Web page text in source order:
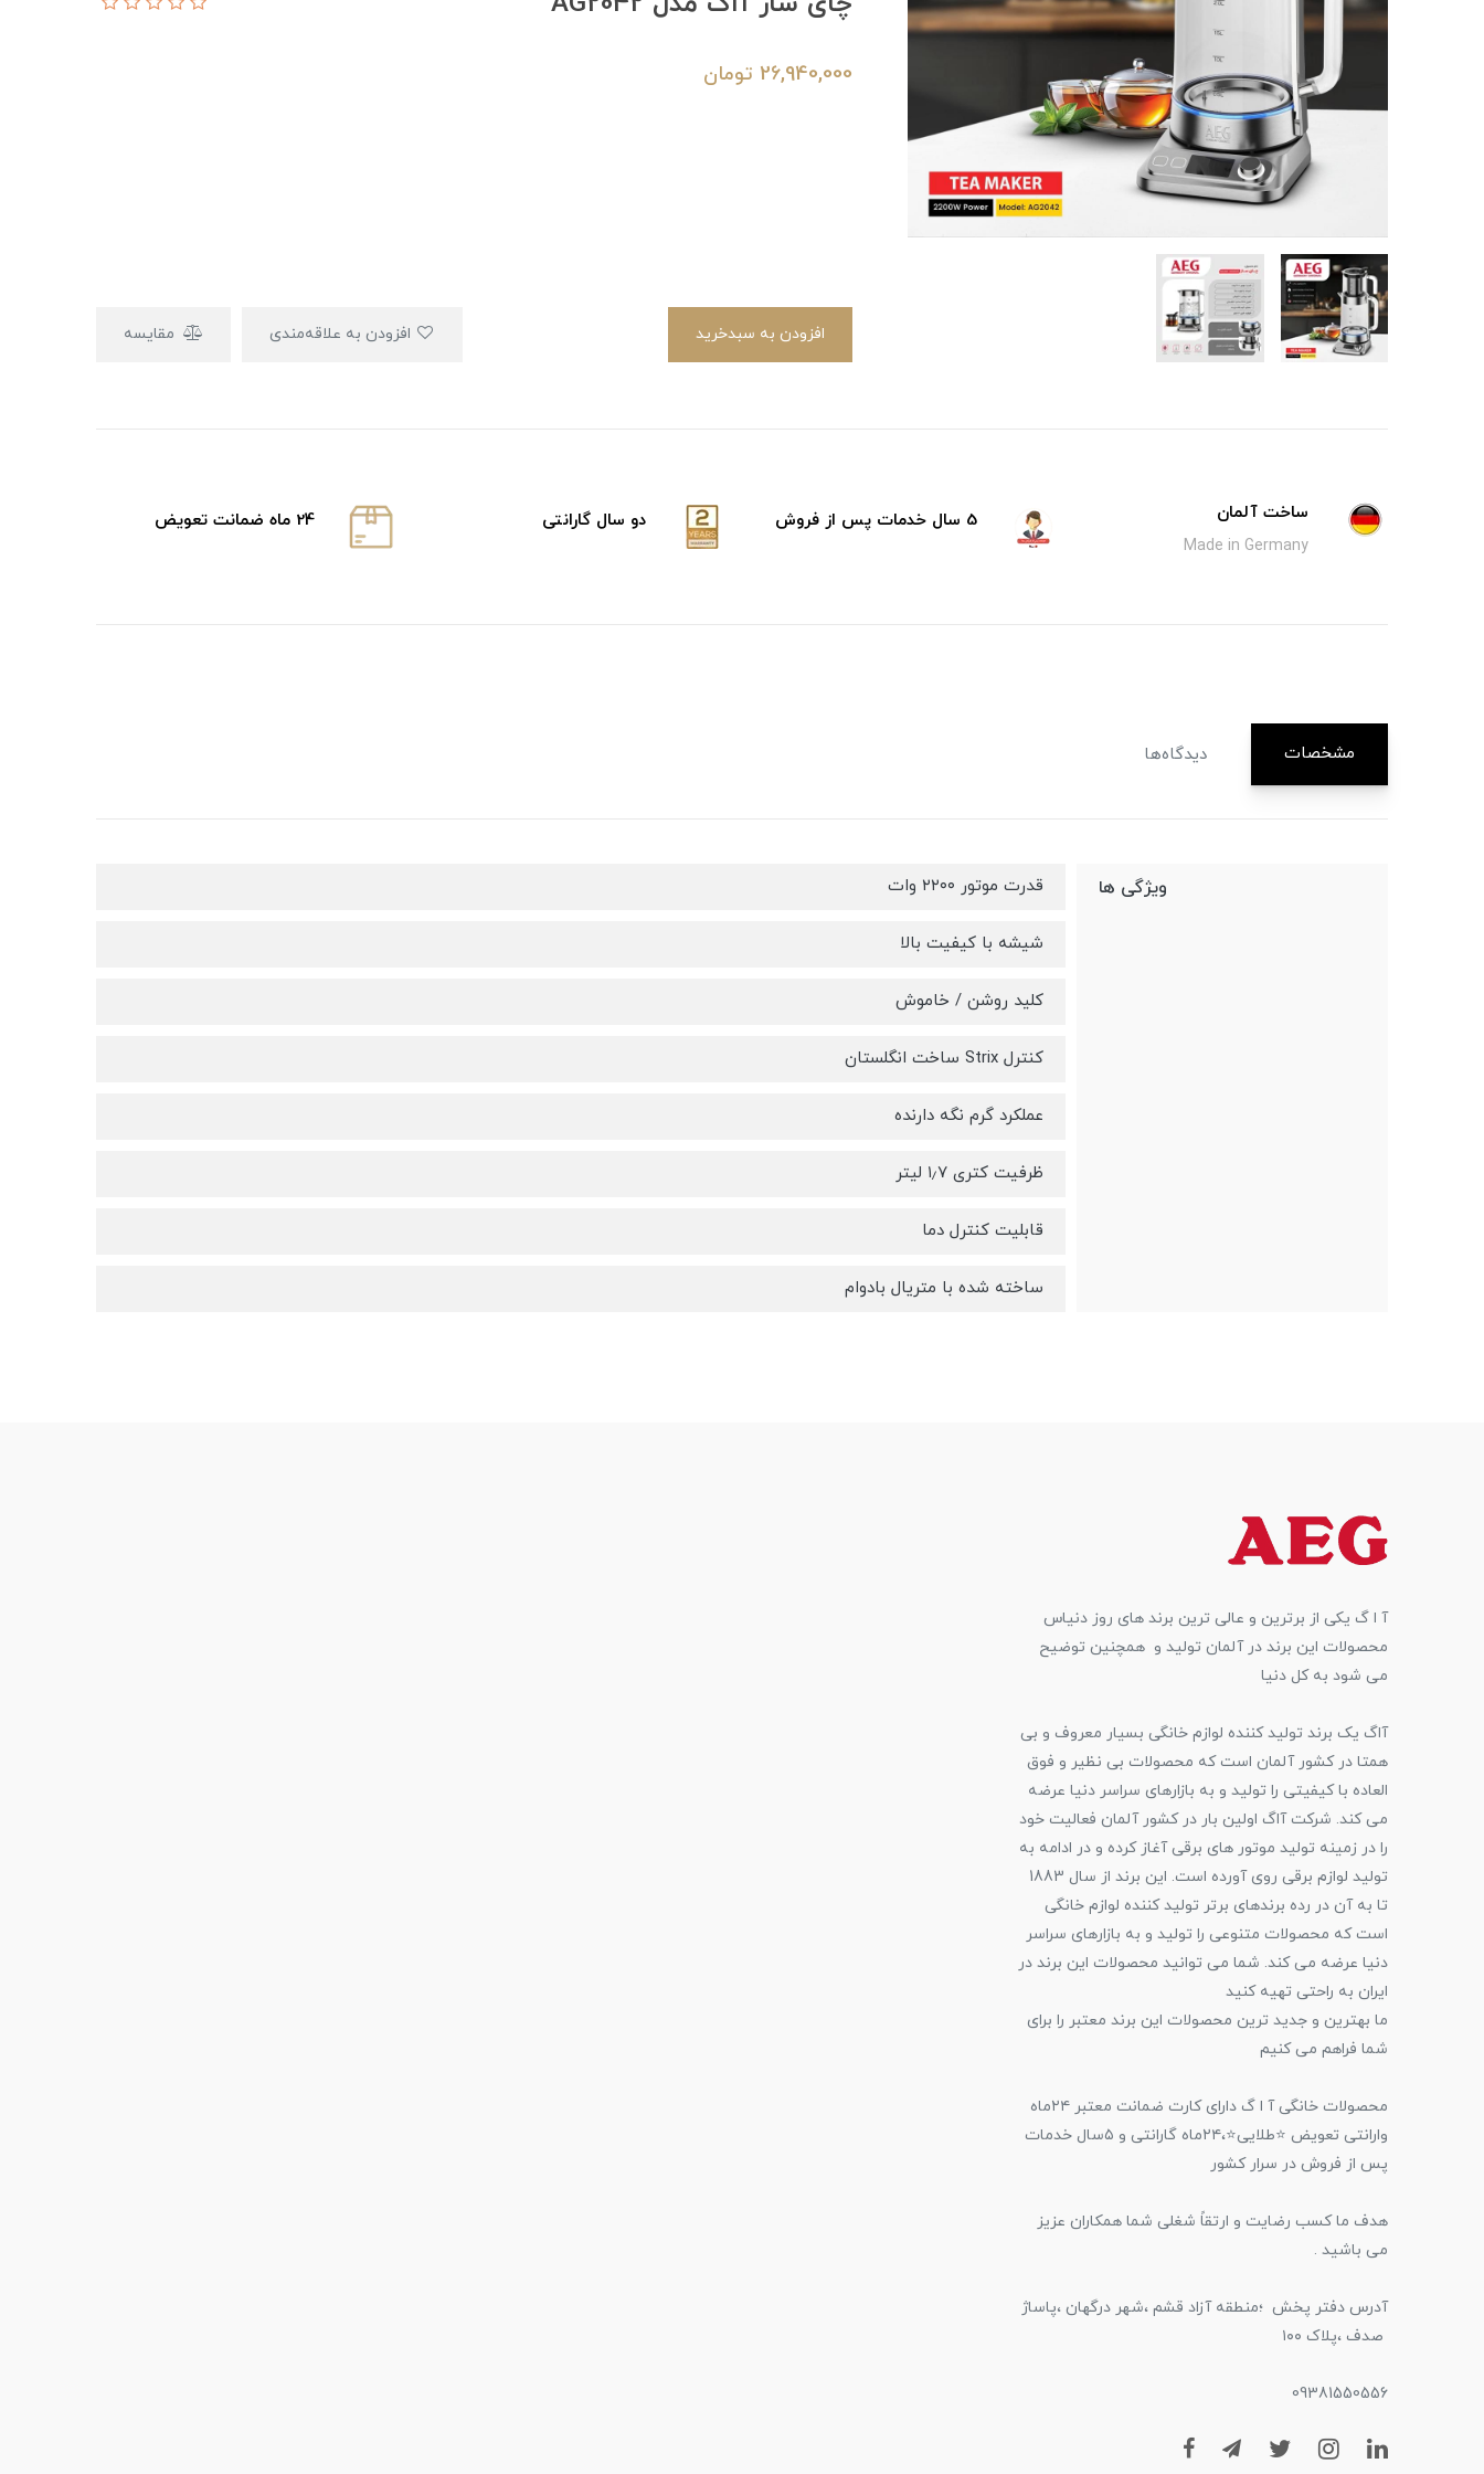
26,940,000 تومان
افزودن به سبدخرید مقایسه
ساخت آلمان
Made in Germany
5 سال خدمات پس از فروش دو سال گارانتی 24 ماه ضمانت تعویض
مشخصات دیدگاه‌ها
ویژگی ها قدرت موتور ۲۲۰۰ وات
شیشه با کیفیت بالا
کلید روشن / خاموش
کنترل Strix ساخت انگلستان
عملکرد گرم نگه دارنده
ظرفیت کتری ۱٫۷ لیتر
قابلیت کنترل دما
ساخته شده با متریال بادوام
آ ا گ یکی از برترین و عالی ترین برند های روز دنیاس
محصولات این برند در آلمان تولید و همچنین توضیح
می شود به کل دنیا
آاگ یک برند تولید کننده لوازم خانگی بسیار معروف و بی
همتا در کشور آلمان است که محصولات بی نظیر و فوق
العاده با کیفیتی را تولید و به بازارهای سراسر دنیا عرضه
می کند. شرکت آاگ اولین بار در کشور آلمان فعالیت خود
را در زمینه تولید موتور های برقی آغاز کرده و در ادامه به
تولید لوازم برقی روی آورده است. این برند از سال 1883
تا به آن در رده برندهای برتر تولید کننده لوازم خانگی
است که محصولات متنوعی را تولید و به بازارهای سراسر
دنیا عرضه می کند. شما می توانید محصولات این برند در
ایران به راحتی تهیه کنید
ما بهترین و‌ جدید ترین محصولات این برند معتبر را برای
شما فراهم می کنیم
محصولات خانگی آ ا گ دارای کارت ضمانت معتبر ۲۴ماه
وارانتی تعویض ⭐️طلایی⭐️،۲۴ماه گارانتی و ۵سال خدمات
پس از فروش در سرار کشور
هدف ما کسب رضایت و ارتقاً شغلی شما همکاران عزیز
می باشید .
آدرس دفتر پخش ؛منطقه آزاد قشم ،شهر درگهان ،پاساژ
صدف ،پلاک ۱۰۰
09381550556